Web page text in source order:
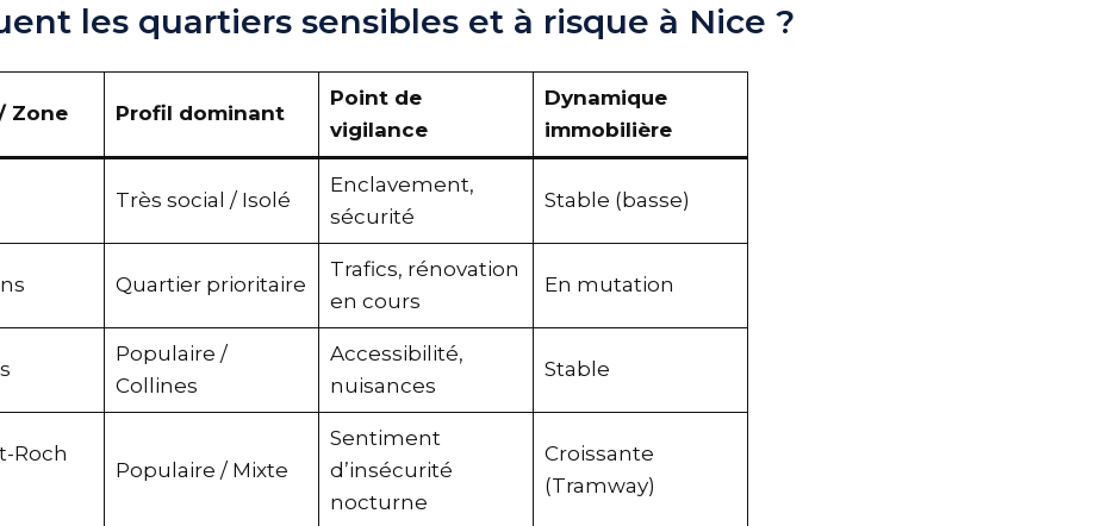
les quartiers sensibles et à risque à Nice ?
Zone Profil dominant
Point de
vigilance
Dynamique
immobilière
Très social / Isolé
Enclavement,
sécurité
Stable (basse)
Quartier prioritaire
Trafics, rénovation
en cours
En mutation
Populaire /
Collines
Accessibilité,
nuisances
Stable
Roch
Populaire / Mixte
Sentiment
d’insécurité
nocturne
Croissante
(Tramway)